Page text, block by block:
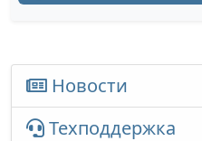
Новости
Техподдержка